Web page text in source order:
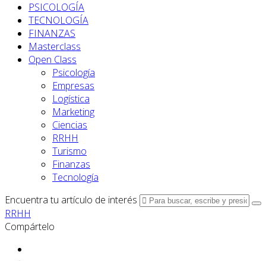
PSICOLOGÍA
TECNOLOGÍA
FINANZAS
Masterclass
Open Class
Psicología
Empresas
Logística
Marketing
Ciencias
RRHH
Turismo
Finanzas
Tecnología
Encuentra tu artículo de interés
RRHH
Compártelo